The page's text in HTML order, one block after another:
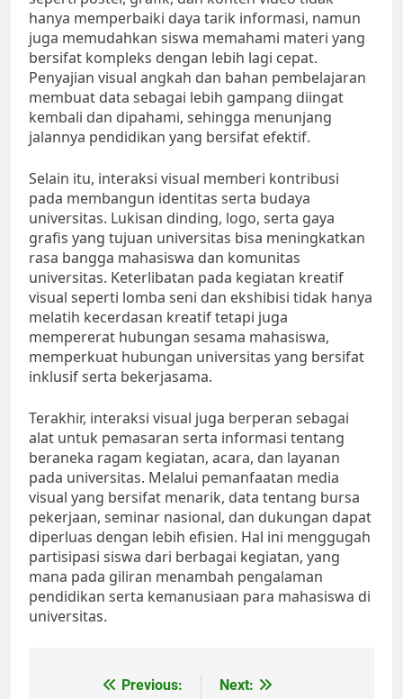
hanya memperbaiki daya tarik informasi, namun
juga memudahkan siswa memahami materi yang
bersifat kompleks dengan lebih lagi cepat.
Penyajian visual angkah dan bahan pembelajaran
membuat data sebagai lebih gampang diingat
kembali dan dipahami, sehingga menunjang
jalannya pendidikan yang bersifat efektif.
Selain itu, interaksi visual memberi kontribusi
pada membangun identitas serta budaya
universitas. Lukisan dinding, logo, serta gaya
grafis yang tujuan universitas bisa meningkatkan
rasa bangga mahasiswa dan komunitas
universitas. Keterlibatan pada kegiatan kreatif
visual seperti lomba seni dan ekshibisi tidak hanya
melatih kecerdasan kreatif tetapi juga
mempererat hubungan sesama mahasiswa,
memperkuat hubungan universitas yang bersifat
inklusif serta bekerjasama.
Terakhir, interaksi visual juga berperan sebagai
alat untuk pemasaran serta informasi tentang
beraneka ragam kegiatan, acara, dan layanan
pada universitas. Melalui pemanfaatan media
visual yang bersifat menarik, data tentang bursa
pekerjaan, seminar nasional, dan dukungan dapat
diperluas dengan lebih efisien. Hal ini menggugah
partisipasi siswa dari berbagai kegiatan, yang
mana pada giliran menambah pengalaman
pendidikan serta kemanusiaan para mahasiswa di
universitas.
Previous:
Next: